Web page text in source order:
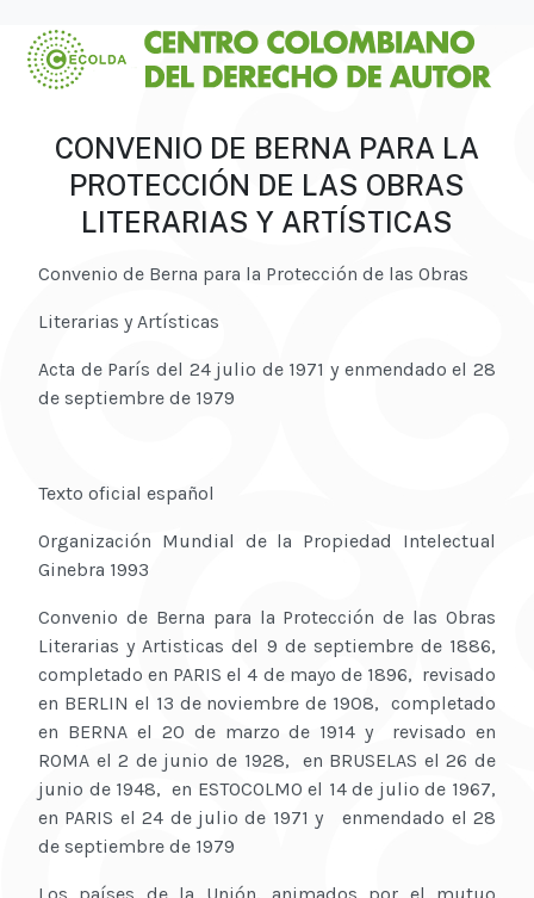
CONVENIO DE BERNA PARA LA
PROTECCIÓN DE LAS OBRAS
LITERARIAS Y ARTÍSTICAS
Convenio de Berna para la Protección de las Obras
Literarias y Artísticas
Acta de París del 24 julio de 1971 y enmendado el 28
de septiembre de 1979
Texto oficial español
Organización Mundial de la Propiedad Intelectual
Ginebra 1993
Convenio de Berna para la Protección de las Obras
Literarias y Artisticas del 9 de septiembre de 1886,
completado en PARIS el 4 de mayo de 1896, revisado
en BERLIN el 13 de noviembre de 1908, completado
en BERNA el 20 de marzo de 1914 y revisado en
ROMA el 2 de junio de 1928, en BRUSELAS el 26 de
junio de 1948, en ESTOCOLMO el 14 de julio de 1967,
en PARIS el 24 de julio de 1971 y enmendado el 28
de septiembre de 1979